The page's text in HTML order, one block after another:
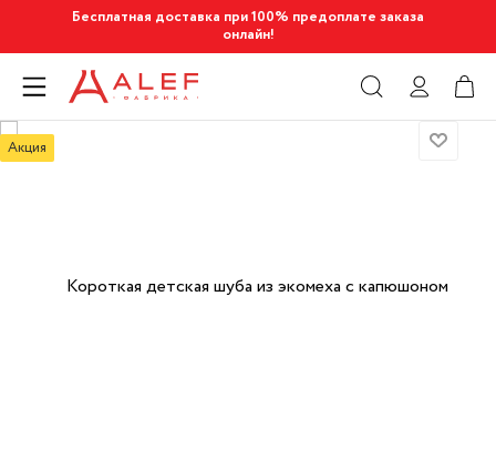
Бесплатная доставка при 100% предоплате заказа
онлайн!
Акция